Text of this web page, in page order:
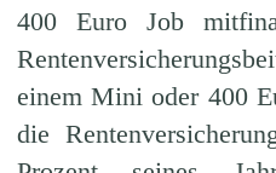
400 Euro Job
einem Mini oder 400
die